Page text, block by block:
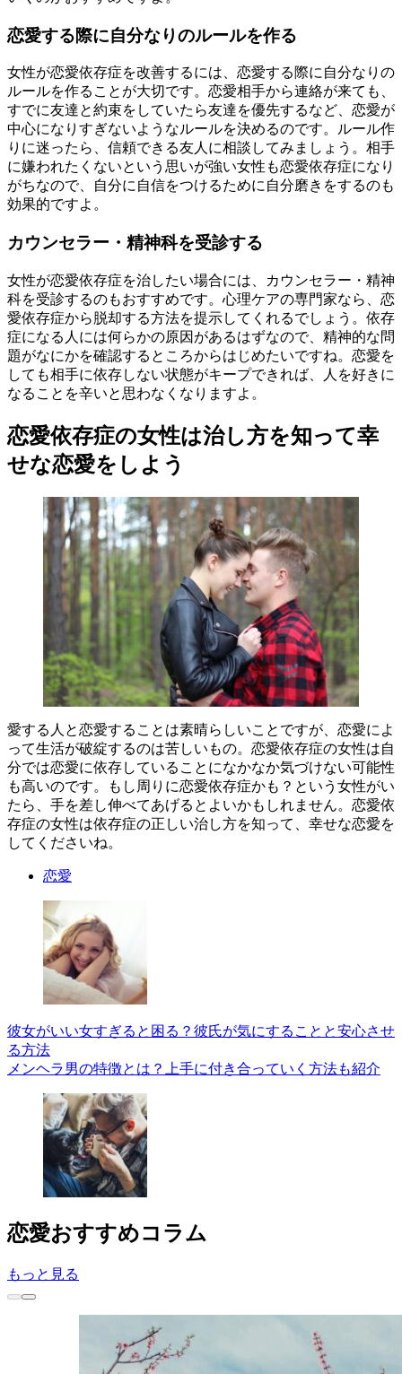
恋愛する際に自分なりのルールを作る
女性が恋愛依存症を改善するには、恋愛する際に自分なりの
ルールを作ることが大切です。恋愛相手から連絡が来ても、
すでに友達と約束をしていたら友達を優先するなど、恋愛が
中心になりすぎないようなルールを決めるのです。ルール作
りに迷ったら、信頼できる友人に相談してみましょう。相手
に嫌われたくないという思いが強い女性も恋愛依存症になり
がちなので、自分に自信をつけるために自分磨きをするのも
効果的ですよ。
カウンセラー・精神科を受診する
女性が恋愛依存症を治したい場合には、カウンセラー・精神
科を受診するのもおすすめです。心理ケアの専門家なら、恋
愛依存症から脱却する方法を提示してくれるでしょう。依存
症になる人には何らかの原因があるはずなので、精神的な問
題がなにかを確認するところからはじめたいですね。恋愛を
しても相手に依存しない状態がキープできれば、人を好きに
なることを辛いと思わなくなりますよ。
恋愛依存症の女性は治し方を知って幸
せな恋愛をしよう
愛する人と恋愛することは素晴らしいことですが、恋愛によ
って生活が破綻するのは苦しいもの。恋愛依存症の女性は自
分では恋愛に依存していることになかなか気づけない可能性
も高いのです。もし周りに恋愛依存症かも？という女性がい
たら、手を差し伸べてあげるとよいかもしれません。恋愛依
存症の女性は依存症の正しい治し方を知って、幸せな恋愛を
してくださいね。
恋愛
彼女がいい女すぎると困る？彼氏が気にすることと安心させ
る方法
メンヘラ男の特徴とは？上手に付き合っていく方法も紹介
恋愛おすすめコラム
もっと見る